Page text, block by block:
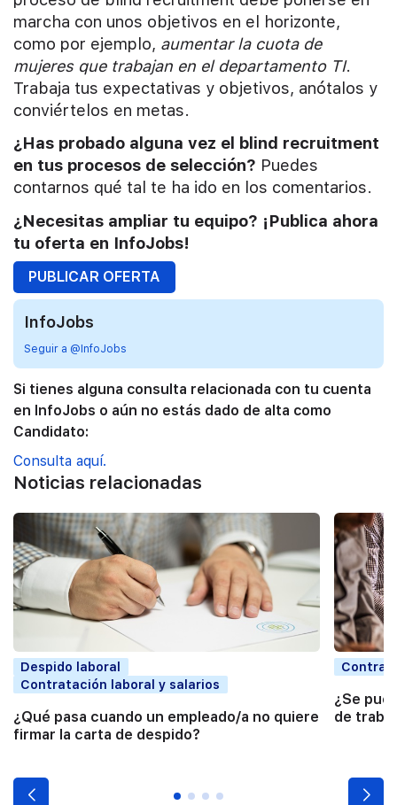
marcha con unos objetivos en el horizonte,
como por ejemplo, aumentar la cuota de
mujeres que trabajan en el departamento TI.
Trabaja tus expectativas y objetivos, anótalos y
conviértelos en metas.
¿Has probado alguna vez el blind recruitment
en tus procesos de selección? Puedes
contarnos qué tal te ha ido en los comentarios.
¿Necesitas ampliar tu equipo? ¡Publica ahora
tu oferta en InfoJobs!
PUBLICAR OFERTA
InfoJobs
Seguir a @InfoJobs
Si tienes alguna consulta relacionada con tu cuenta
en InfoJobs o aún no estás dado de alta como
Candidato:
Consulta aquí.
Noticias relacionadas
Despido laboral
Contratación laboral y salarios
¿Qué pasa cuando un empleado/a no quiere
firmar la carta de despido?
¿Se
de